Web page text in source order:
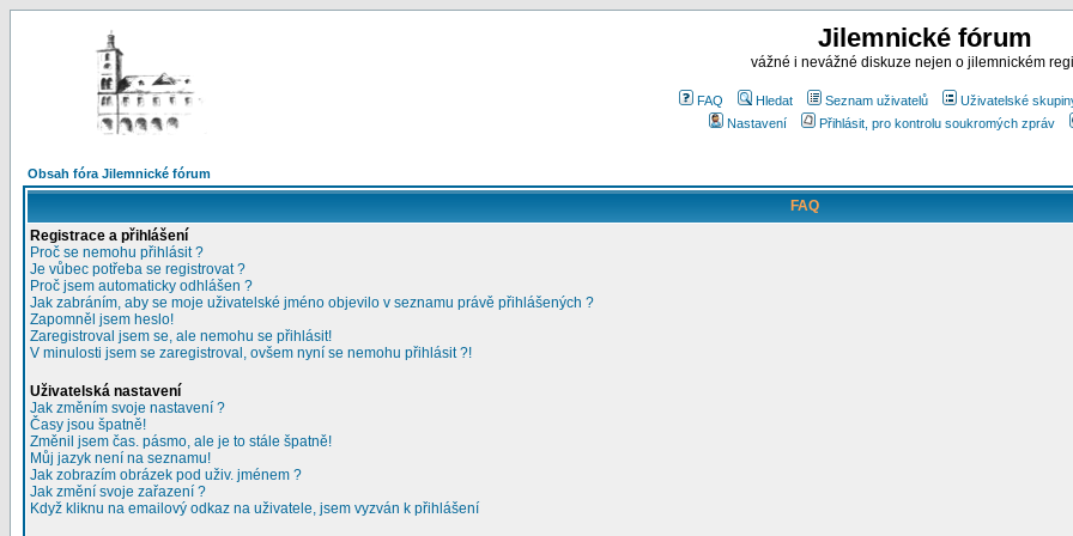
Jilemnické fórum
vážné i nevážné diskuze nejen o jilemnickém
FAQ Hledat Seznam uživatelů Uživatelské
Nastavení
Přihlásit, pro kontrolu soukromých zpráv
Obsah fóra Jilemnické fórum
FAQ
Registrace a přihlášení
Proč se nemohu přihlásit ?
Je vůbec potřeba se registrovat ?
Proč jsem automaticky odhlášen ?
Jak zabráním, aby se moje uživatelské jméno objevilo v seznamu právě přihlášených ?
Zapomněl jsem heslo!
Zaregistroval jsem se, ale nemohu se přihlásit!
V minulosti jsem se zaregistroval, ovšem nyní se nemohu přihlásit ?!
Uživatelská nastavení
Jak změním svoje nastavení ?
Časy jsou špatně!
Změnil jsem čas. pásmo, ale je to stále špatně!
Můj jazyk není na seznamu!
Jak zobrazím obrázek pod uživ. jménem ?
Jak změní svoje zařazení ?
Když kliknu na emailový odkaz na uživatele, jsem vyzván k přihlášení